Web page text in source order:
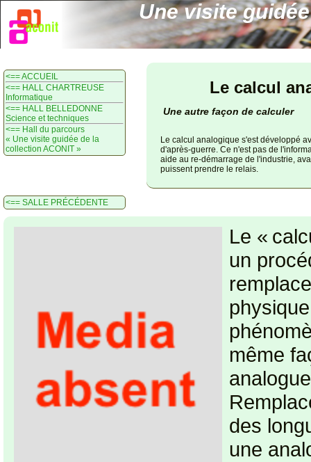
Une visite
<== ACCUEIL
<== HALL CHARTREUSE
Informatique
<== HALL BELLEDONNE
Science et techniques
<== Hall du parcours
« Une visite guidée de la
collection ACONIT »
Le calcul
Une autre façon de calculer
Le calcul analogique s'est développé
d'après-guerre. Ce n'est pas de
aide au re-démarrage de l'industrie,
puissent prendre le relais.
<== SALLE PRÉCÉDENTE
Le «
un
même
des
une